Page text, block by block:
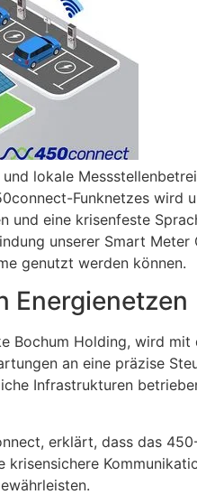
lokale
Funknetzes
eine krisenfeste
unserer Smart
genutzt werden können.
Energienetzen
Bochum Holding, wird
an eine präzise
Infrastrukturen
erklärt, dass das
krisensichere